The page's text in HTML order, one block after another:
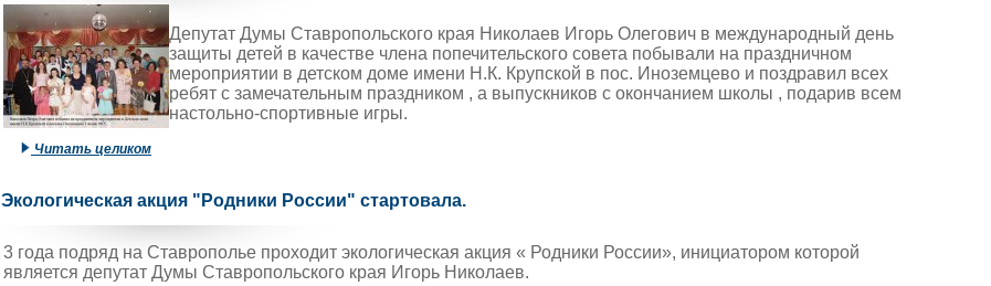
Депутат Думы Ставропольского края Николаев Игорь Олегович в международный день
защиты детей в качестве члена попечительского совета побывали на праздничном
мероприятии в детском доме имени Н.К. Крупской в пос. Иноземцево и поздравил всех
ребят с замечательным праздником , а выпускников с окончанием школы , подарив всем
настольно-спортивные игры.
Читать целиком
Экологическая акция "Родники России" стартовала.
3 года подряд на Ставрополье проходит экологическая акция « Родники России», инициатором которой
является депутат Думы Ставропольского края Игорь Николаев.